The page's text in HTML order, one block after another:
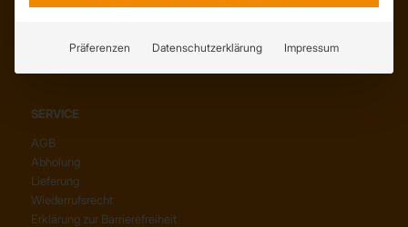
Anfahrt
Youtube
SERVICE
AGB
Abholung
Lieferung
Wiederrufsrecht
Erklärung zur Barrierefreiheit
Präferenzen Datenschutzerklärung Impressum